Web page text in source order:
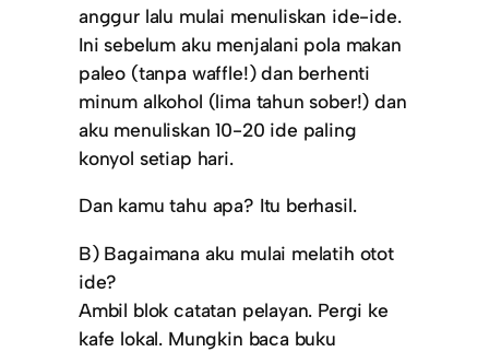
anggur lalu mulai menuliskan ide-ide.
Ini sebelum aku menjalani pola makan
paleo (tanpa waffle!) dan berhenti
minum alkohol (lima tahun sober!) dan
aku menuliskan 10-20 ide paling
konyol setiap hari.
Dan kamu tahu apa? Itu berhasil.
B) Bagaimana aku mulai melatih otot
ide?
Ambil blok catatan pelayan. Pergi ke
kafe lokal. Mungkin baca buku